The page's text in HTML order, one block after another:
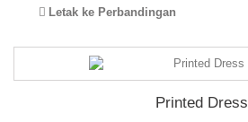
Letak ke Perbandingan
Printed Dress